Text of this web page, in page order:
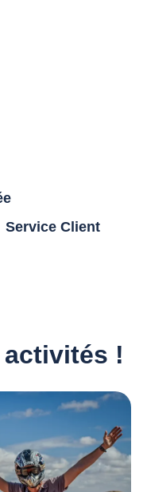
Service Client
!